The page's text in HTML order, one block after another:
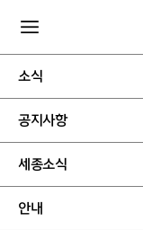
소식
공지사항
세종소식
안내